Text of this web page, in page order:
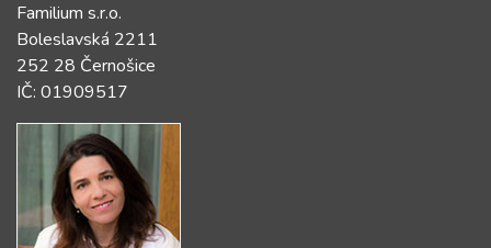
Familium s.r.o.
Boleslavská 2211
252 28 Černošice
IČ: 01909517